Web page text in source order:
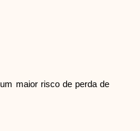
maior risco de perda de